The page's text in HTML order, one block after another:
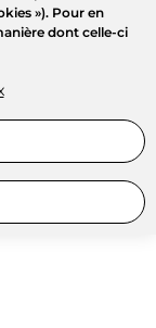
»). Pour en
dont celle-ci